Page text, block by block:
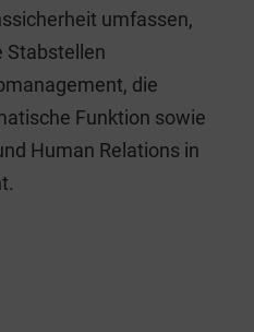
umfassen,
Stabstellen
die
Funktion sowie
Human Relations in